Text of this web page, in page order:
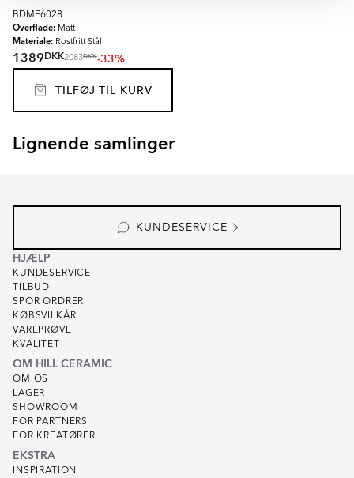
BDME6028
Overflade: Matt
Materiale: Rostfritt Stål
1389DKK2083DKK-33%
TILFØJ TIL KURV
Lignende samlinger
ORVIANE
KUNDESERVICE
HJÆLP
KUNDESERVICE
TILBUD
SPOR ORDRER
KØBSVILKÅR
VAREPRØVE
KVALITET
OM HILL CERAMIC
OM OS
LAGER
SHOWROOM
FOR PARTNERS
FOR KREATØRER
EKSTRA
INSPIRATION